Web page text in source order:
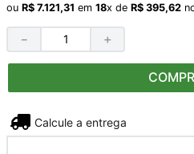
ou R$ 7.121,31 em 18x de R$ 395,62
＋
－
Não sei meu CEP